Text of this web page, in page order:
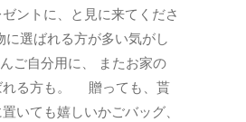
ントに、と見に来てくださ
に選ばれる方が多い気がし
ご自分用に、 またお家の
れる方も。 贈っても、貰
いても嬉しいかごバッグ、